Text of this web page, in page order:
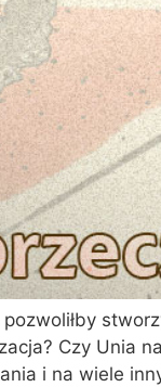
Czy Unia
i na wiele